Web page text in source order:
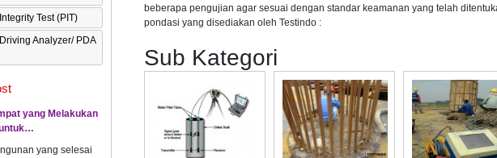
Test (PIT)
Analyzer/ PDA
yang Melakukan
yang selesai
beberapa pengujian agar sesuai dengan standar keamanan yang telah
pondasi yang disediakan oleh Testindo :
Sub Kategori